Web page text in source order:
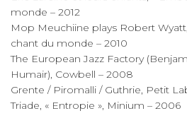
monde – 2012
Mop Meuchiine plays Robert
chant du monde – 2010
The European Jazz Factory
Humair), Cowbell – 2008
Grente / Piromalli / Guthrie, Petit
Triade, « Entropie », Minium – 2006